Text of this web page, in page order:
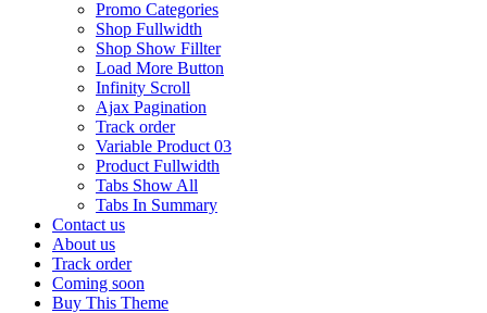
Promo Categories
Shop Fullwidth
Shop Show Fillter
Load More Button
Infinity Scroll
Ajax Pagination
Track order
Variable Product 03
Product Fullwidth
Tabs Show All
Tabs In Summary
Contact us
About us
Track order
Coming soon
Buy This Theme